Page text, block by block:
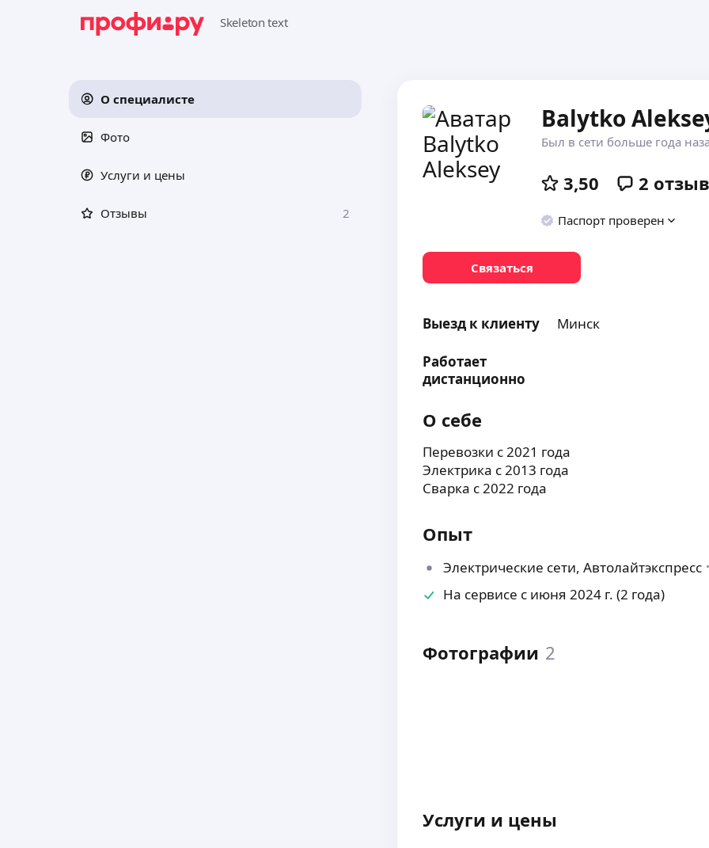
О специалисте
Фото
Услуги и цены
Отзывы 2
Balytko
Был в сети больше года
3,50 2
Паспорт проверен
Связаться
Выезд к клиенту Минск
Работает
дистанционно
О себе
Перевозки с 2021 года
Электрика с 2013 года
Сварка с 2022 года
Опыт
Электрические сети, Автолайтэкспресс
На сервисе с июня 2024 г. (2 года)
Фотографии 2
Услуги и цены